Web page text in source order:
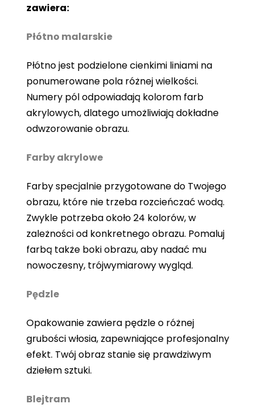
zawiera:
Płótno malarskie
Płótno jest podzielone cienkimi liniami na
ponumerowane pola różnej wielkości.
Numery pól odpowiadają kolorom farb
akrylowych, dlatego umożliwiają dokładne
odwzorowanie obrazu.
Farby akrylowe
Farby specjalnie przygotowane do Twojego
obrazu, które nie trzeba rozcieńczać wodą.
Zwykle potrzeba około 24 kolorów, w
zależności od konkretnego obrazu. Pomaluj
farbą także boki obrazu, aby nadać mu
nowoczesny, trójwymiarowy wygląd.
Pędzle
Opakowanie zawiera pędzle o różnej
grubości włosia, zapewniające profesjonalny
efekt. Twój obraz stanie się prawdziwym
dziełem sztuki.
Blejtram